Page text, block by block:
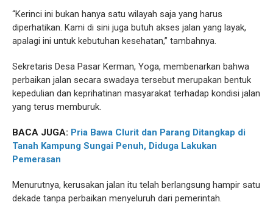
“Kerinci ini bukan hanya satu wilayah saja yang harus
diperhatikan. Kami di sini juga butuh akses jalan yang layak,
apalagi ini untuk kebutuhan kesehatan,” tambahnya.
Sekretaris Desa Pasar Kerman, Yoga, membenarkan bahwa
perbaikan jalan secara swadaya tersebut merupakan bentuk
kepedulian dan keprihatinan masyarakat terhadap kondisi jalan
yang terus memburuk.
BACA JUGA: Pria Bawa Clurit dan Parang Ditangkap di
Tanah Kampung Sungai Penuh, Diduga Lakukan
Pemerasan
Menurutnya, kerusakan jalan itu telah berlangsung hampir satu
dekade tanpa perbaikan menyeluruh dari pemerintah.